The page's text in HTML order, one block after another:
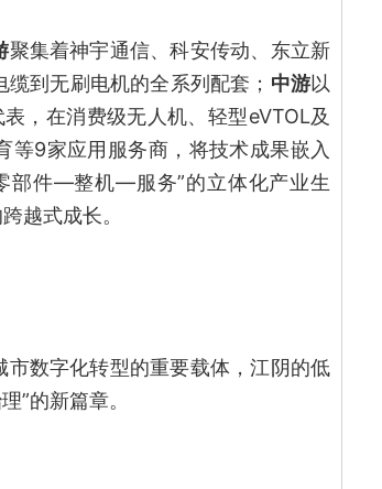
聚集着神宇通信、科安传动、东立新
到无刷电机的全系列配套； 中游以
，在消费级无人机、轻型eVTOL及
等9家应用服务商，将技术成果嵌入
部件—整机—服务”的立体化产业生
越式成长。
数字化转型的重要载体，江阴的低
”的新篇章。